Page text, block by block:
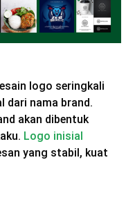
logo seringkali
dari nama brand.
akan dibentuk
Logo inisial
yang stabil, kuat